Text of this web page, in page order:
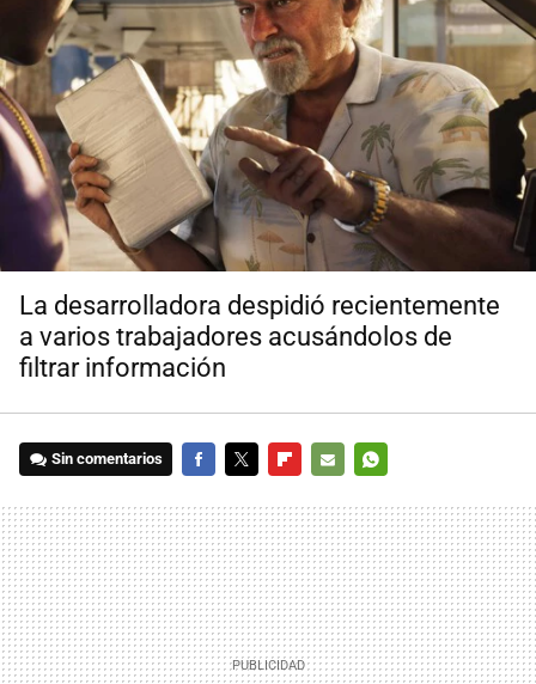
La desarrolladora despidió recientemente
a varios trabajadores acusándolos de
filtrar información
Sin comentarios
MAIL